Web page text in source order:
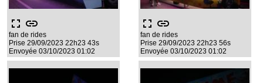
fullscreen link
fan de rides
Prise 29/09/2023 22h23 43s
Envoyée 03/10/2023 01:02
fullscreen link
fan de rides
Prise 29/09/2023 22h23 56s
Envoyée 03/10/2023 01:02